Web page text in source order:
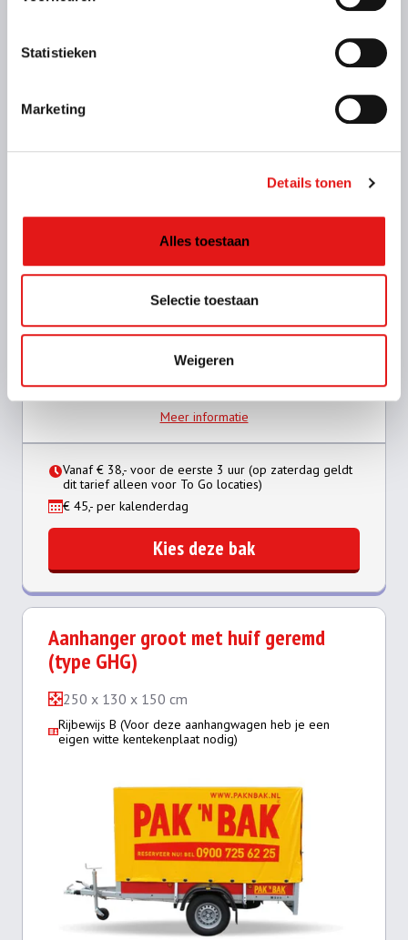
Statistieken
Marketing
Details tonen
Alles toestaan
Selectie toestaan
Weigeren
Rijbewijs B (Voor deze aanhangwagen heb je een
Kenmerken
Laadvermogen: 500 kg
Geremd: Nee
Meer informatie
Vanaf € 38,- voor de eerste 3 uur (op zaterdag geldt
dit tarief alleen voor To Go locaties)
€ 45,- per kalenderdag
Kies deze bak
Aanhanger groot met huif geremd
(type GHG)
250 x 130 x 150 cm
Rijbewijs B (Voor deze aanhangwagen heb je een
eigen witte kentekenplaat nodig)